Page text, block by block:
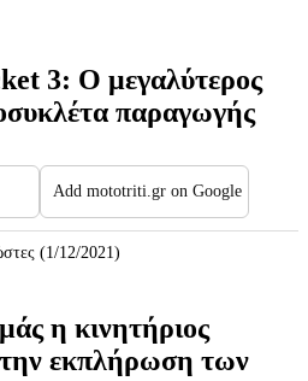
3: Ο μεγαλύτερος
παραγωγής
Add mototriti.gr on Google
(1/12/2021)
η κινητήριος
εκπλήρωση των